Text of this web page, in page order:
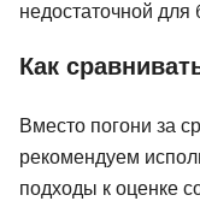
недостаточной для
Как
Вместо погони за
рекомендуем
подходы к оценке